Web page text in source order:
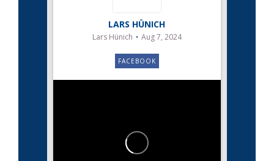
LARS HÜNICH
Lars Hünich Aug 7, 2024
FACEBOOK